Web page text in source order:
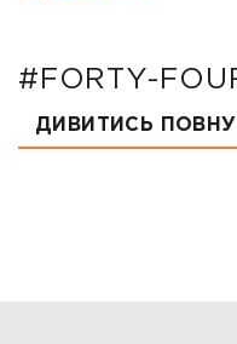
#FORTY-
ДИВИТИСЬ ПОВНУ